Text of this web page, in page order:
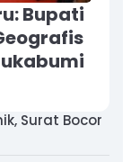
Bupati
Surat Bocor